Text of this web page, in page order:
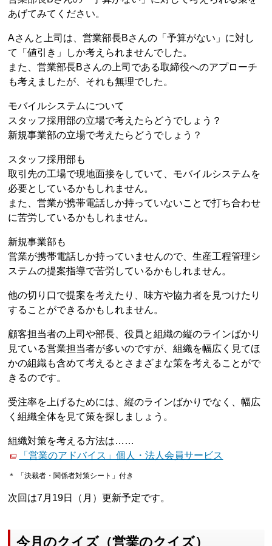
あげてみてください。
Aさんと上司は、営業部長Bさんの「予算がない」に対し
て「値引き」しか考えられませんでした。
また、営業部長Bさんの上司である取締役へのアプローチ
も考えましたが、それも無理でした。
モバイルシステムについて
スタッフ採用部の立場で考えたらどうでしょう？
新規事業部の立場で考えたらどうでしょう？
スタッフ採用部も
取引先の工場で現地面接をしていて、モバイルシステムを
必要としているかもしれません。
また、営業が携帯電話しか持っていないことで打ち合わせ
に苦労しているかもしれません。
新規事業部も
営業が携帯電話しか持っていませんので、生産工程管理シ
ステムの提案指導で苦労しているかもしれません。
他の切り口で提案を考えたり、味方や協力者を見つけたり
することができるかもしれません。
顧客担当者の上司や部長、役員と組織の縦のラインばかり
見ている営業担当者が多いのですが、組織を幅広く見てほ
かの組織も含めて考えるとさまざまな策を考えることがで
きるのです。
受注率を上げるためには、縦のラインばかりでなく、幅広
く組織全体を見て策を探しましょう。
組織対策を考える方法は……
「営業のアドバイス」個人・法人会員サービス
＊ 「決裁者・関係者対策シート」付き
次回は7月19日（月）更新予定です。
今月のクイズ（営業のクイズ）